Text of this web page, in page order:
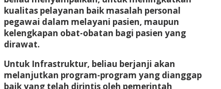
kualitas pelayanan baik masalah personal
pegawai dalam melayani pasien, maupun
kelengkapan obat-obatan bagi pasien yang
dirawat.
Untuk Infrastruktur, beliau berjanji akan
melanjutkan program-program yang dianggap
baik yang telah dirintis oleh pemerintah